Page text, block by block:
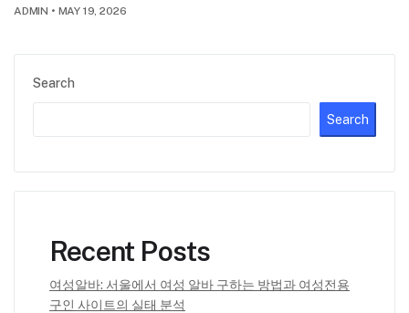
Search
Search
Recent Posts
여성알바: 서울에서 여성 알바 구하는 방법과 여성전용
구인 사이트의 실태 분석
ADMIN • MAY 19, 2026